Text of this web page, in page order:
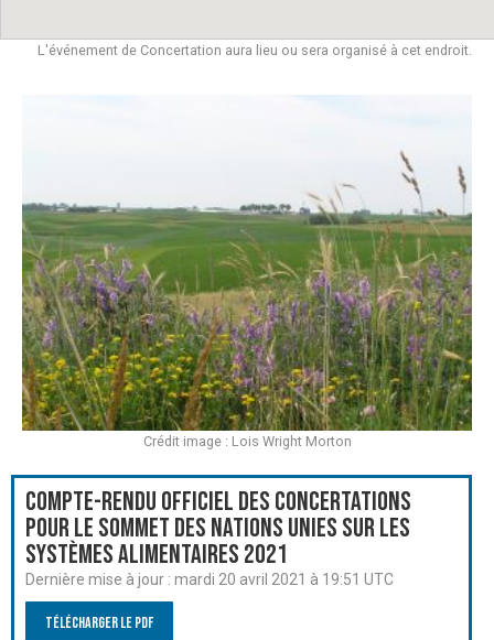
L'événement de Concertation aura lieu ou sera organisé à cet endroit.
Compte-rendu officiel des Concertations
pour le Sommet des Nations Unies sur les
systèmes alimentaires 2021
Dernière mise à jour : mardi 20 avril 2021 à 19:51 UTC
Télécharger le PDF
Crédit image : Lois Wright Morton